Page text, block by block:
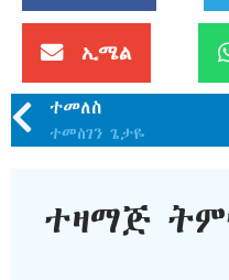
ኢሜል
ተመለስ
ተመስገን ጌታዬ
ተዛማጅ